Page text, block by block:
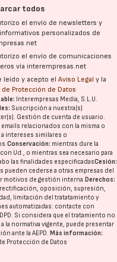
todos
el envío de newsletters y
personalizados de
el envío de comunicaciones
vía interempresas.net
leído y acepto elAviso Legal y la
de Protección de Datos
Interempresas Media, S.L.U.
Suscripción a nuestra(s)
Gestión de cuenta de usuario.
emails relacionados con la misma o
intereses similares o
Conservación: mientras dure la
Ud., o mientras sea necesario para
las finalidades especificadasCesión:
pueden cederse a otras empresas del
motivos de gestión interna.Derechos:
oposición, supresión,
limitación del tratatamiento y
automatizadas: contacte con
. Si considera que el tratamiento no
a la normativa vigente, puede presentar
ante laAEPD.Más información:
Protección de Datos